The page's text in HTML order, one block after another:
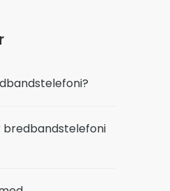
bredbandstelefoni